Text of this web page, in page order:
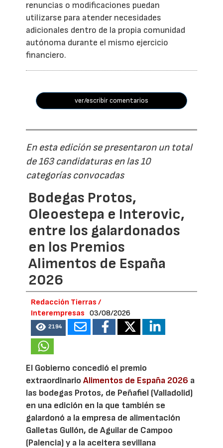
renuncias o modificaciones puedan
utilizarse para atender necesidades
adicionales dentro de la propia comunidad
autónoma durante el mismo ejercicio
financiero.
ver/escribir comentarios
En esta edición se presentaron un total
de 163 candidaturas en las 10
categorías convocadas
Bodegas Protos,
Oleoestepa e Interovic,
entre los galardonados
en los Premios
Alimentos de España
2026
Redacción Tierras /
Interempresas
03/08/2026
2194
El Gobierno concedió el premio
extraordinarioAlimentos de España 2026 a
las bodegas Protos, de Peñafiel (Valladolid)
en una edición en la que también se
galardonó a la empresa de alimentación
Galletas Gullón, de Aguilar de Campoo
(Palencia) y a la aceitera sevillana